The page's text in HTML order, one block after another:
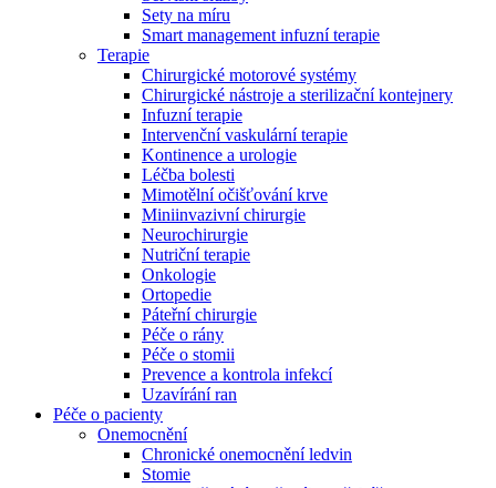
Objevte naše produkty. Navštivte produktový katalog B.
Braun s našim kompletním produktovým portfoliem.
Odborné ambulance
Naše specializované ambulance jsou tu pro vás. Zvolte
specializaci a město, které potřebujete, a objednejte se do naší
ambulance.
Zůstaňte v dialogu s B. Braun. ​Kontaktujte nás.​
Sety na míru
Smart management infuzní terapie​
Terapie
Chirurgické motorové systémy
Chirurgické nástroje a sterilizační kontejnery
Infuzní terapie
Intervenční vaskulární terapie
Kontinence a urologie
Léčba bolesti
Mimotělní očišťování krve
Miniinvazivní chirurgie
Neurochirurgie
Nutriční terapie
Onkologie
Ortopedie
Páteřní chirurgie
Péče o rány
Péče o stomii
Prevence a kontrola infekcí
Uzavírání ran
Péče o pacienty
Onemocnění
Chronické onemocnění ledvin
Stomie